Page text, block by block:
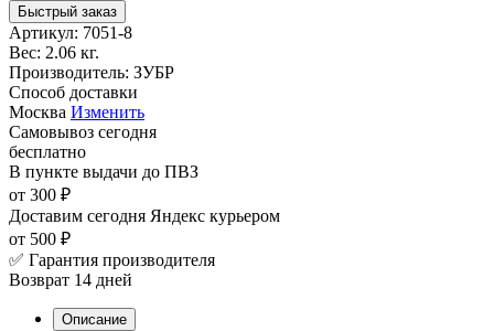
Быстрый заказ
Артикул: 7051-8
Вес: 2.06 кг.
Производитель: ЗУБР
Способ доставки
Москва Изменить
Самовывоз сегодня
бесплатно
В пункте выдачи до ПВЗ
от 300 ₽
Доставим сегодня Яндекс курьером
от 500 ₽
✅ Гарантия производителя
Возврат 14 дней
Описание